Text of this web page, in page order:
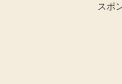
スポ